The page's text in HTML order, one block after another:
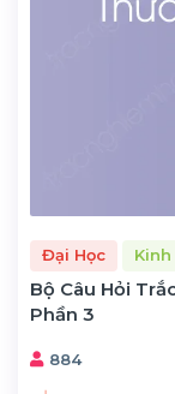
Đại Học
Bộ Câu Hỏi
Phần 3
884